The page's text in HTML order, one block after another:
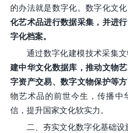
的办法就是数字化。数字化文化
化艺术品进行数据采集，并进
字化档案。
通过数字化建模技术采集
建中华文化数据库，推动文物
字资产交易、数字文物保护等
物艺术品的前世今生，传播中
信，提升国家文化软实力。
二、夯实文化数字化基础设